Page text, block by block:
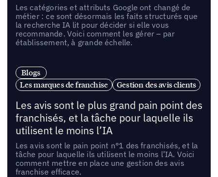
Les catégories et attributs Google ont changé de
métier : ce sont désormais les faits structurés que
la recherche IA lit pour décider si elle vous
recommande. Voici comment les gérer – par
établissement, à grande échelle.
Blogs
Les marques de franchise
Gestion des avis clients
Les avis sont le plus grand pain point des
franchisés, et la tâche pour laquelle ils
utilisent le moins l’IA
Les avis sont le pain point n°1 des franchisés, et la
tâche pour laquelle ils utilisent le moins l’IA. Voici
comment mettre en place une gestion des avis
franchise efficace.